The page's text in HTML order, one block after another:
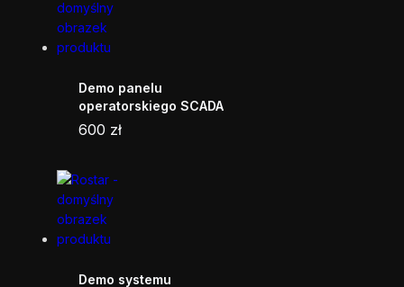
Demo panelu
operatorskiego SCADA
600 zł
Demo systemu